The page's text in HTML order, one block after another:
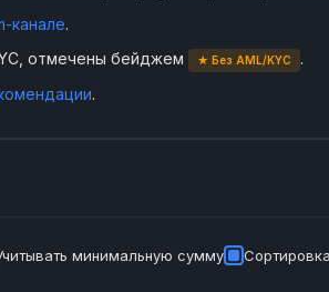
канале.
отмечены бейджем
★ Без AML/KYC
.
.
минимальную сумму